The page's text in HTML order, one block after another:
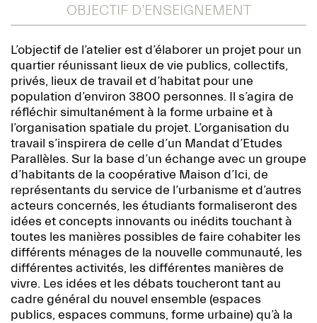
OBJECTIF D’ENSEIGNEMENT
L’objectif de l’atelier est d’élaborer un projet pour un
quartier réunissant lieux de vie publics, collectifs,
privés, lieux de travail et d’habitat pour une
population d’environ 3800 personnes. Il s’agira de
réfléchir simultanément à la forme urbaine et à
l’organisation spatiale du projet. L’organisation du
travail s’inspirera de celle d’un Mandat d’Etudes
Parallèles. Sur la base d’un échange avec un groupe
d’habitants de la coopérative Maison d’Ici, de
représentants du service de l’urbanisme et d’autres
acteurs concernés, les étudiants formaliseront des
idées et concepts innovants ou inédits touchant à
toutes les manières possibles de faire cohabiter les
différents ménages de la nouvelle communauté, les
différentes activités, les différentes manières de
vivre. Les idées et les débats toucheront tant au
cadre général du nouvel ensemble (espaces
publics, espaces communs, forme urbaine) qu’à la